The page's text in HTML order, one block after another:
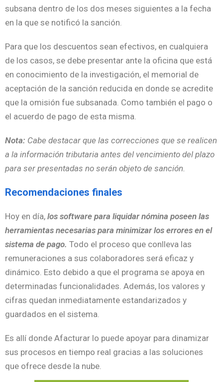
subsana dentro de los dos meses siguientes a la fecha
en la que se notificó la sanción.
Para que los descuentos sean efectivos, en cualquiera
de los casos, se debe presentar ante la oficina que está
en conocimiento de la investigación, el memorial de
aceptación de la sanción reducida en donde se acredite
que la omisión fue subsanada. Como también el pago o
el acuerdo de pago de esta misma.
Nota: Cabe destacar que las correcciones que se realicen
a la información tributaria antes del vencimiento del plazo
para ser presentadas no serán objeto de sanción.
Recomendaciones finales
Hoy en día, los software para liquidar nómina poseen las
herramientas necesarias para minimizar los errores en el
sistema de pago. Todo el proceso que conlleva las
remuneraciones a sus colaboradores será eficaz y
dinámico. Esto debido a que el programa se apoya en
determinadas funcionalidades. Además, los valores y
cifras quedan inmediatamente estandarizados y
guardados en el sistema.
Es allí donde Afacturar lo puede apoyar para dinamizar
sus procesos en tiempo real gracias a las soluciones
que ofrece desde la nube.